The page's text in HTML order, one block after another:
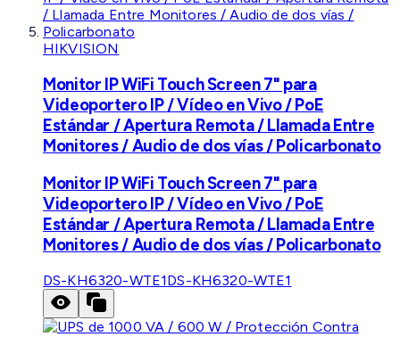
HIKVISION
Monitor IP WiFi Touch Screen 7" para
Videoportero IP / Vídeo en Vivo / PoE
Estándar / Apertura Remota / Llamada Entre
Monitores / Audio de dos vías / Policarbonato
Monitor IP WiFi Touch Screen 7" para
Videoportero IP / Vídeo en Vivo / PoE
Estándar / Apertura Remota / Llamada Entre
Monitores / Audio de dos vías / Policarbonato
DS-KH6320-WTE1DS-KH6320-WTE1